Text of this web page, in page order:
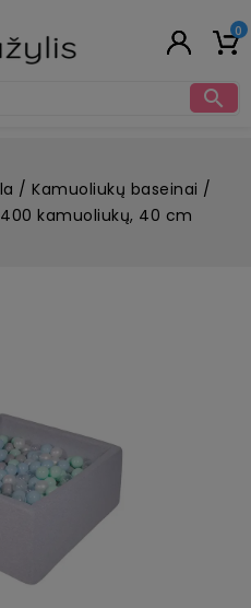
0

Kamuoliukų baseinai
kamuoliukų, 40 cm